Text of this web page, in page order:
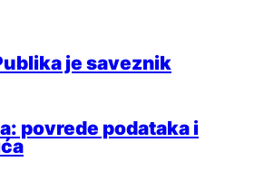
je saveznik
povrede podataka i